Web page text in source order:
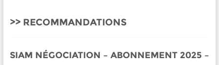
RECOMMANDATIONS
SIAM NÉGOCIATION – ABONNEMENT 2025 –